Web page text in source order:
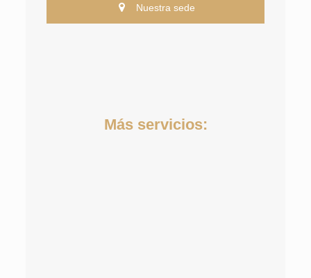
Nuestra sede
Más servicios: